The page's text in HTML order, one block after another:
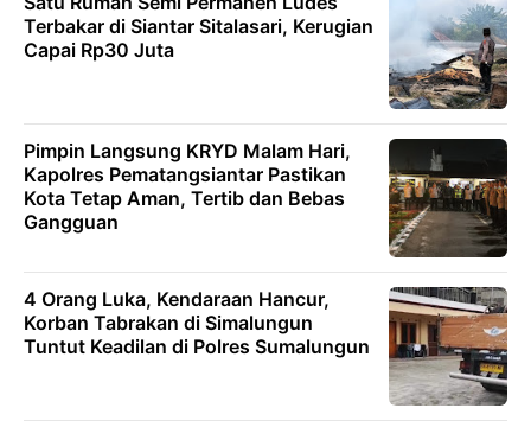
Terbakar di Siantar Sitalasari, Kerugian
Capai Rp30 Juta
Pimpin Langsung KRYD Malam Hari,
Kapolres Pematangsiantar Pastikan
Kota Tetap Aman, Tertib dan Bebas
Gangguan
4 Orang Luka, Kendaraan Hancur,
Korban Tabrakan di Simalungun
Tuntut Keadilan di Polres Sumalungun